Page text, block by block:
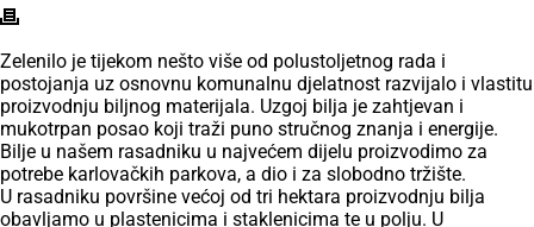
Zelenilo je tijekom nešto više od polustoljetnog rada i
postojanja uz osnovnu komunalnu djelatnost razvijalo i vlastitu
proizvodnju biljnog materijala. Uzgoj bilja je zahtjevan i
mukotrpan posao koji traži puno stručnog znanja i energije.
Bilje u našem rasadniku u najvećem dijelu proizvodimo za
potrebe karlovačkih parkova, a dio i za slobodno tržište.
U rasadniku površine većoj od tri hektara proizvodnju bilja
obavljamo u plastenicima i staklenicima te u polju. U